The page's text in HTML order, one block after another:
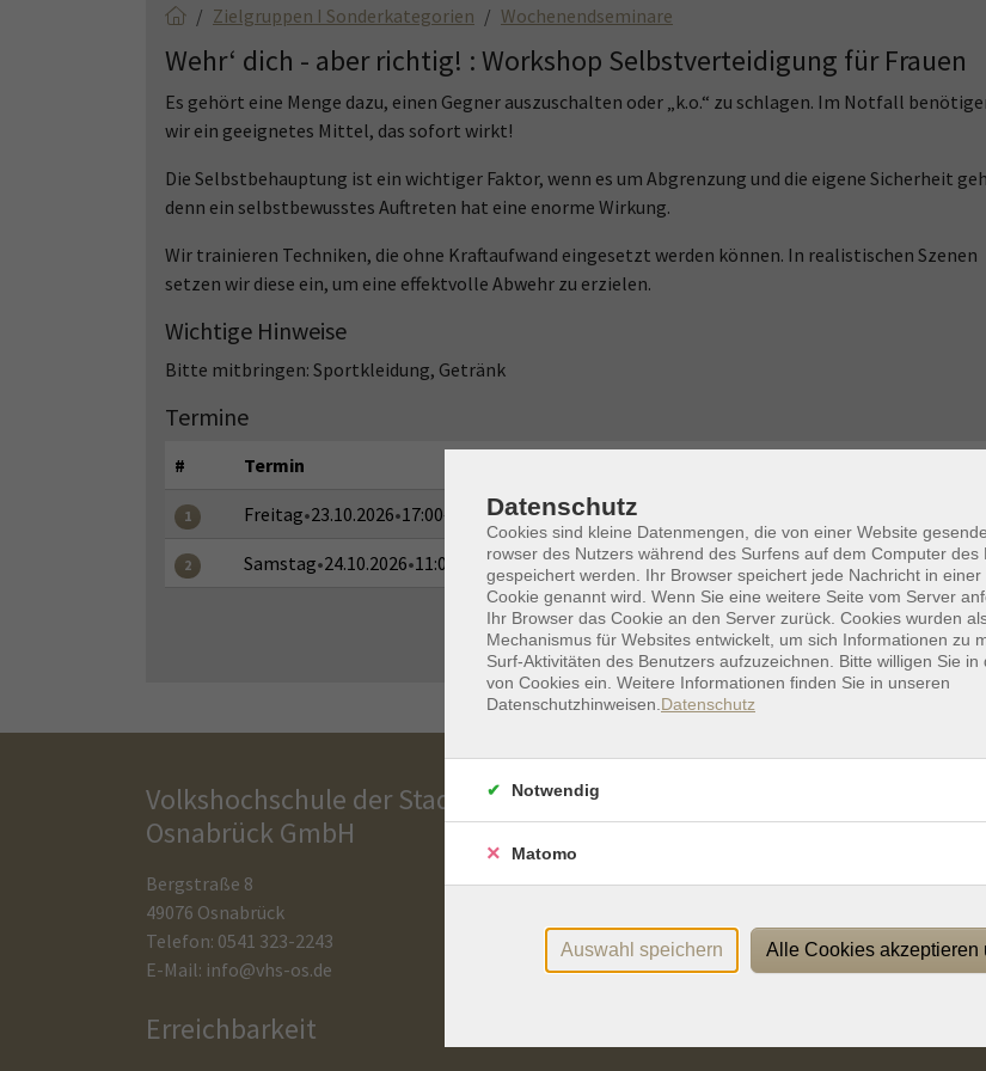
Zielgruppen I Sonderkategorien Wochenendseminare
Wehr‘ dich - aber richtig! : Workshop Selbstverteidigung für Frauen
Es gehört eine Menge dazu, einen Gegner auszuschalten oder „k.o.“ zu schlagen. Im Notfall
wir ein geeignetes Mittel, das sofort wirkt!
Die Selbstbehauptung ist ein wichtiger Faktor, wenn es um Abgrenzung und die eigene Sicherheit
denn ein selbstbewusstes Auftreten hat eine enorme Wirkung.
Wir trainieren Techniken, die ohne Kraftaufwand eingesetzt werden können. In realistischen Szenen
setzen wir diese ein, um eine effektvolle Abwehr zu erzielen.
Wichtige Hinweise
Bitte mitbringen: Sportkleidung, Getränk
Termine
# Termin
1 Freitag•23.10.2026•17:00–20:30 Uhr
2 Samstag•24.10.2026•11:00–15:00 Uhr vhs I os, Bergstraße 8
Volkshochschule der Stadt
Osnabrück GmbH
Bergstraße 8
49076 Osnabrück
Telefon: 0541 323-2243
E-Mail: info@vhs-os.de
Erreichbarkeit
Widerrufsbelehrung
Allgemeine Geschäftsbedingungen
Barrierefreiheitserklärung
Datenschutz
Cookies sind kleine Datenmengen, die von einer Website
rowser des Nutzers während des Surfens auf dem Computer des
gespeichert werden. Ihr Browser speichert jede Nachricht in einer
Cookie genannt wird. Wenn Sie eine weitere Seite vom Server
Ihr Browser das Cookie an den Server zurück. Cookies wurden
Mechanismus für Websites entwickelt, um sich Informationen zu
Surf-Aktivitäten des Benutzers aufzuzeichnen. Bitte willigen Sie in
von Cookies ein. Weitere Informationen finden Sie in unseren
Datenschutzhinweisen. Datenschutz
Notwendig
Matomo
Auswahl speichern Alle Cookies akzeptieren